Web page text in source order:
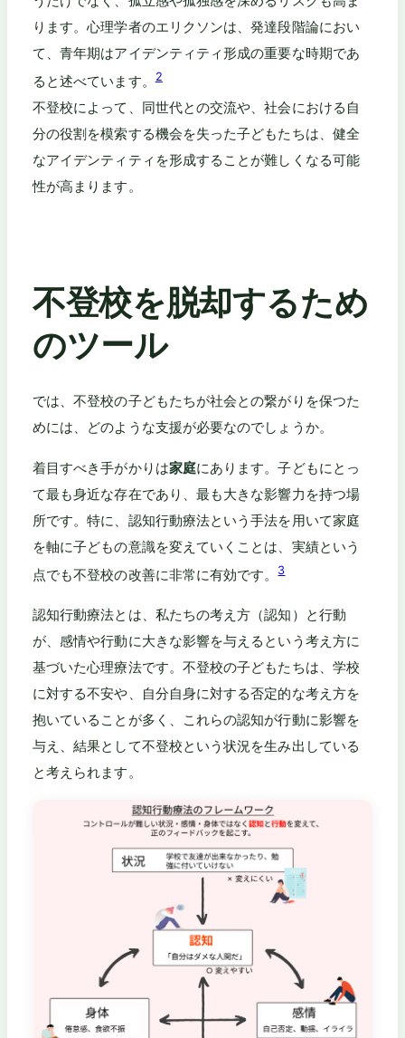
ります。心理学者のエリクソンは、発達段階論におい
て、青年期はアイデンティティ形成の重要な時期であ
ると述べています。2
不登校によって、同世代との交流や、社会における自
分の役割を模索する機会を失った子どもたちは、健全
なアイデンティティを形成することが難しくなる可能
性が高まります。
不登校を脱却するため
のツール
では、不登校の子どもたちが社会との繋がりを保つた
めには、どのような支援が必要なのでしょうか。
着目すべき手がかりは家庭にあります。子どもにとっ
て最も身近な存在であり、最も大きな影響力を持つ場
所です。特に、認知行動療法という手法を用いて家庭
を軸に子どもの意識を変えていくことは、実績という
点でも不登校の改善に非常に有効です。3
認知行動療法とは、私たちの考え方（認知）と行動
が、感情や行動に大きな影響を与えるという考え方に
基づいた心理療法です。不登校の子どもたちは、学校
に対する不安や、自分自身に対する否定的な考え方を
抱いていることが多く、これらの認知が行動に影響を
与え、結果として不登校という状況を生み出している
と考えられます。